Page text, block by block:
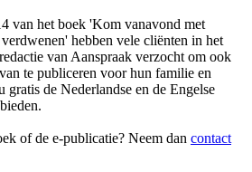
van het boek 'Kom vanavond met
hebben vele cliënten in het
van Aanspraak verzocht om ook
te publiceren voor hun familie en
gratis de Nederlandse en de Engelse
of de e-publicatie? Neem dan contact